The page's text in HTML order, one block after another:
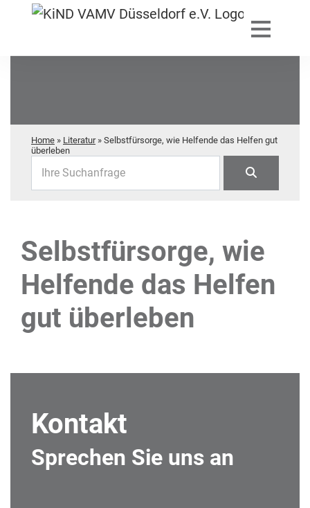
Home » Literatur» Selbstfürsorge, wie Helfende das Helfen gut
überleben
Ihre Suchanfrage
Selbstfürsorge, wie
Helfende das Helfen
gut überleben
Kontakt
Sprechen Sie uns an